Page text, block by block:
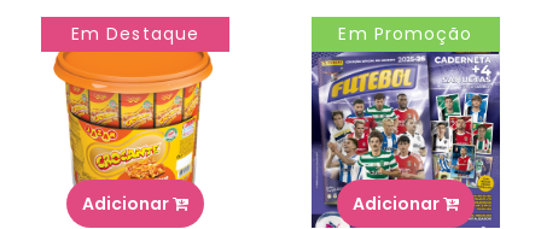
Em Destaque
Adicionar
Em Promoção
Adicionar